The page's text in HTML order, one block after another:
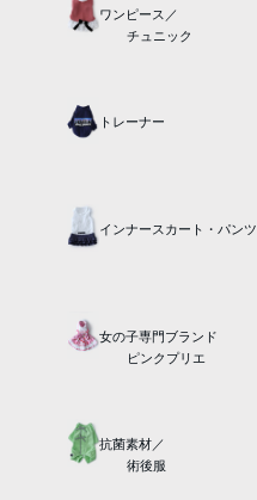
ワンピース／
チュニック
トレーナー
インナースカート・パンツ
女の子専門ブランド
ピンクプリエ
抗菌素材／
術後服